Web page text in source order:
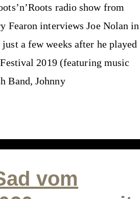
radio show from
Fearon interviews Joe Nolan in
a few weeks after he played
2019 (featuring music
Band, Johnny
vom